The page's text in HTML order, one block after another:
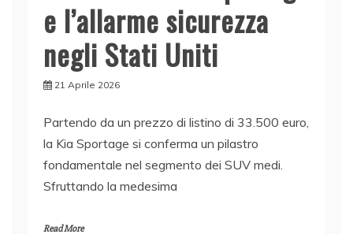
e l’allarme sicurezza
negli Stati Uniti
21 Aprile 2026
Partendo da un prezzo di listino di 33.500 euro,
la Kia Sportage si conferma un pilastro
fondamentale nel segmento dei SUV medi.
Sfruttando la medesima
Read More